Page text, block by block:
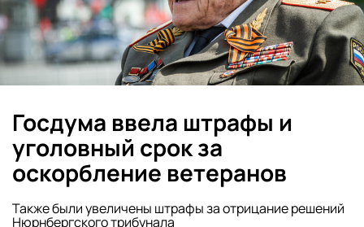
Госдума ввела штрафы и
уголовный срок за
оскорбление ветеранов
Также были увеличены штрафы за отрицание решений
Нюрнбергского трибунала